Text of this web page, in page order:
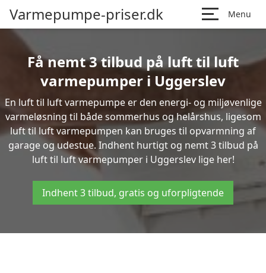
Varmepumpe-priser.dk Menu
Få nemt 3 tilbud på luft til luft
varmepumper i Uggerslev
En luft til luft varmepumpe er den energi- og miljøvenlige
varmeløsning til både sommerhus og helårshus, ligesom
luft til luft varmepumpen kan bruges til opvarmning af
garage og udestue. Indhent hurtigt og nemt 3 tilbud på
luft til luft varmepumper i Uggerslev lige her!
Indhent 3 tilbud, gratis og uforpligtende